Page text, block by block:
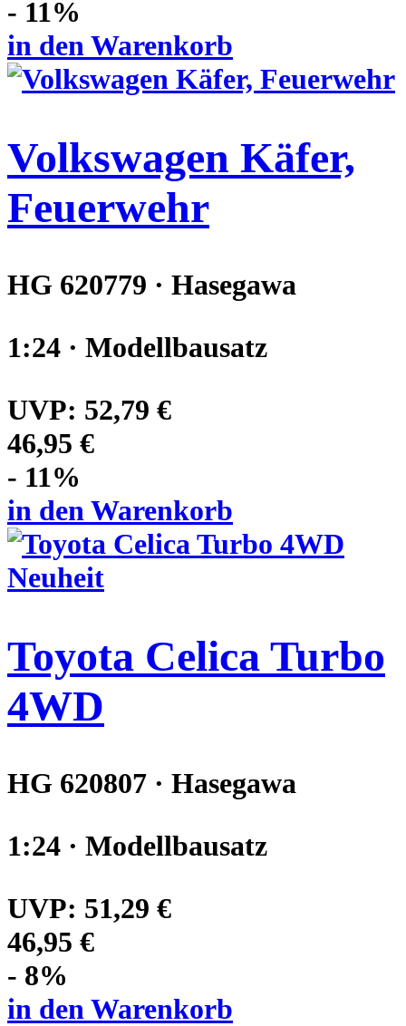
- 11%
in den Warenkorb
Volkswagen Käfer,
Feuerwehr
HG 620779 · Hasegawa
1:24 · Modellbausatz
UVP: 52,79 €
46,95 €
- 11%
in den Warenkorb
Neuheit
Toyota Celica Turbo
4WD
HG 620807 · Hasegawa
1:24 · Modellbausatz
UVP: 51,29 €
46,95 €
- 8%
in den Warenkorb